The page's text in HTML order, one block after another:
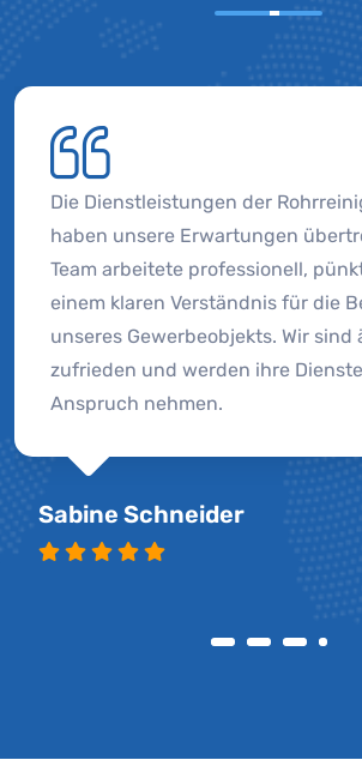
Die Dienstleistungen der
haben unsere Erwartungen
Team arbeitete professionell,
einem klaren Verständnis für die
unseres Gewerbeobjekts. Wir sind
zufrieden und werden ihre
Anspruch nehmen.
Sabine Schneider